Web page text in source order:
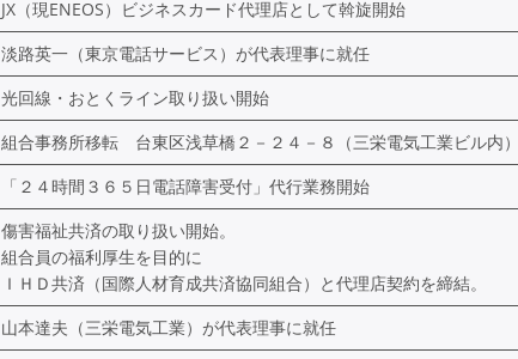
JX（現ENEOS）ビジネスカード代理店として斡旋開始
淡路英一（東京電話サービス）が代表理事に就任
光回線・おとくライン取り扱い開始
組合事務所移転 台東区浅草橋２－２４－８（三栄電気工業ビル内
「２４時間３６５日電話障害受付」代行業務開始
傷害福祉共済の取り扱い開始。
組合員の福利厚生を目的に
ＩＨＤ共済（国際人材育成共済協同組合）と代理店契約を締結。
山本達夫（三栄電気工業）が代表理事に就任